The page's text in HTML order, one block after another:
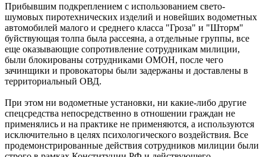
Прибывшим подкреплением с использованием свето-
шумовых пиротехнических изделий и новейших водометных
автомобилей малого и среднего класса "Гроза" и "Шторм"
буйствующая толпа была рассеяна, а отдельные группы, все
еще оказывающие сопротивление сотрудникам милиции,
были блокированы сотрудниками ОМОН, после чего
зачинщики и провокаторы были задержаны и доставлены в
территориальный ОВД.
При этом ни водометные установки, ни какие-либо другие
спецсредства непосредственно в отношении граждан не
применялись и на практике не применяются, а используются
исключительно в целях психологического воздействия. Все
продемонстрированные действия сотрудников милиции были